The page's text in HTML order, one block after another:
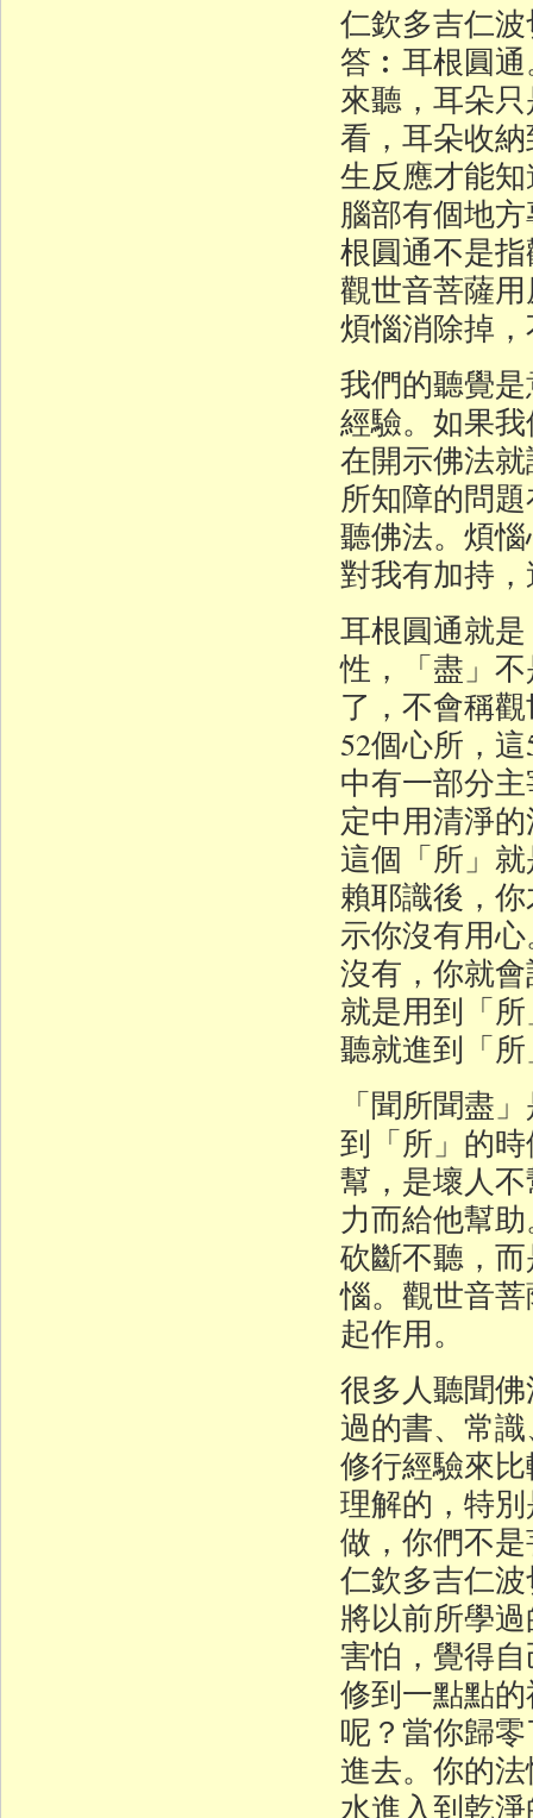
仁欽多吉仁
答︰耳根圓
來聽，耳朵
看，耳朵收
生反應才能
腦部有個地
根圓通不是
觀世音菩薩
煩惱消除掉
我們的聽覺
經驗。如果
在開示佛法
所知障的問
聽佛法。煩
對我有加持
耳根圓通就
性，「盡」
了，不會稱
52個心所，
中有一部分
定中用清淨
這個「所」
賴耶識後，
示你沒有用
沒有，你就
就是用到「
聽就進到「
「聞所聞盡
到「所」的
幫，是壞人
力而給他幫
砍斷不聽，
惱。觀世音
起作用。
很多人聽聞
過的書、常
修行經驗來
理解的，特
做，你們不
仁欽多吉仁
將以前所學
害怕，覺得
修到一點點
呢？當你歸
進去。你的
水進入到乾